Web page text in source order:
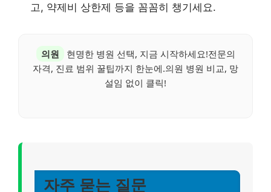
고, 약제비 상한제 등을 꼼꼼히 챙기세요.
의원
현명한 병원 선택, 지금 시작하세요!전문의
자격, 진료 범위 꿀팁까지 한눈에.의원 병원 비교, 망
설임 없이 클릭!
자주 묻는 질문